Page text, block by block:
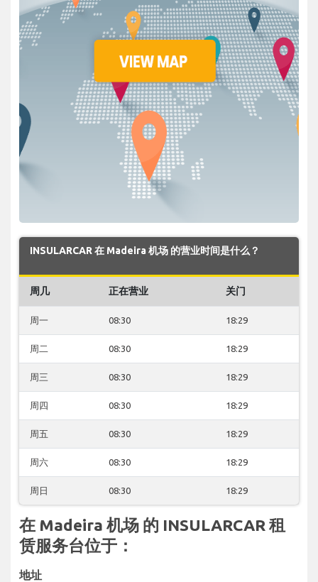
INSULARCAR 在 Madeira 机场 的营业时间是什么？
周几 正在营业 关门
周一 08:30 18:29
周二 08:30 18:29
周三 08:30 18:29
周四 08:30 18:29
周五 08:30 18:29
周六 08:30 18:29
周日 08:30 18:29
在 Madeira 机场 的 INSULARCAR 租
赁服务台位于：
地址